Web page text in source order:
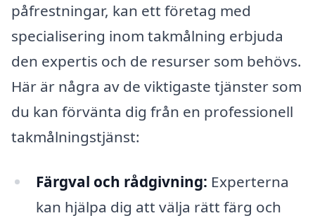
påfrestningar, kan ett företag med
specialisering inom takmålning erbjuda
den expertis och de resurser som behövs.
Här är några av de viktigaste tjänster som
du kan förvänta dig från en professionell
takmålningstjänst:
Färgval och rådgivning: Experterna
kan hjälpa dig att välja rätt färg och